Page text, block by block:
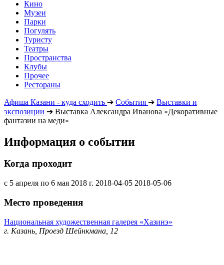
Кино
Музеи
Парки
Погулять
Туристу
Театры
Пространства
Клубы
Прочее
Рестораны
Афиша Казани - куда сходить ➔ События ➔ Выставки и
экспозиции ➔ Выставка Александра Иванова «Декоративные
фантазии на меди»
Информация о событии
Когда проходит
с 5 апреля по 6 мая 2018 г. 2018-04-05 2018-05-06
Место проведения
Национальная художественная галерея «Хазинэ»
г. Казань, Проезд Шейнкмана, 12